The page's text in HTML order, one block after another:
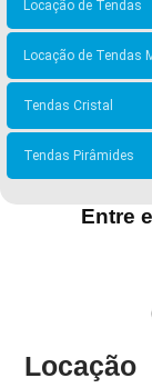
Locação de Tendas
Locação de Tendas
Tendas Cristal
Tendas Pirâmides
Entre